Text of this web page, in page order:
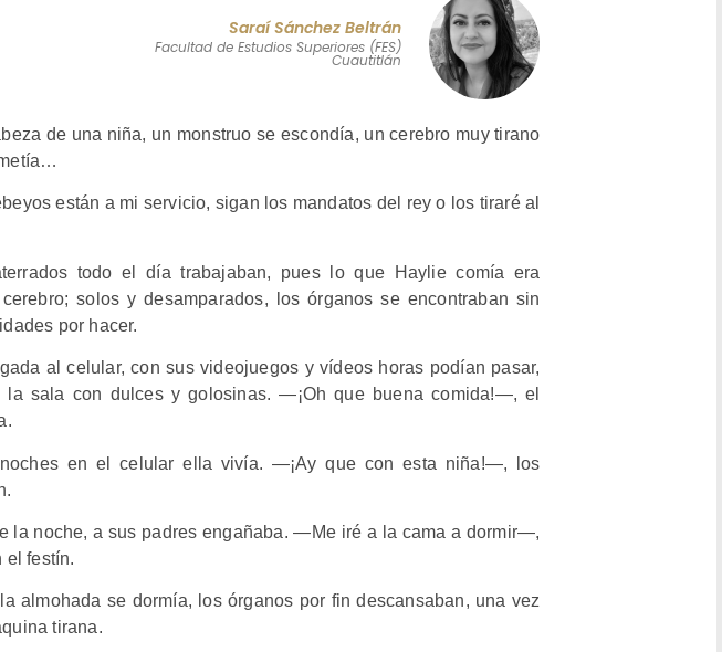
Saraí Sánchez Beltrán
Facultad de Estudios Superiores (FES)
Cuautitlán
de una niña, un monstruo se escondía, un cerebro muy tirano
están a mi servicio, sigan los mandatos del rey o los tiraré al
todo el día trabajaban, pues lo que Haylie comía era
solos y desamparados, los órganos se encontraban sin
por hacer.
al celular, con sus videojuegos y vídeos horas podían pasar,
la sala con dulces y golosinas.—¡Oh que buena comida!—, el
en el celular ella vivía. —¡Ay que con esta niña!—, los
la noche, a sus padres engañaba.—Me iré a la cama a dormir—,
el festín.
almohada se dormía, los órganos por fin descansaban, una vez
tirana.